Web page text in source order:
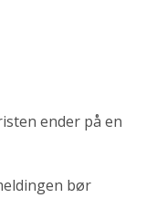
ender på en
bør